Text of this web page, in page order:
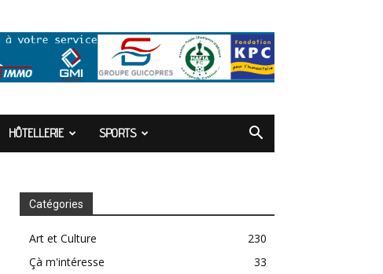
HÔTELLERIE SPORTS
Catégories
Art et Culture
230
Çà m'intéresse
33